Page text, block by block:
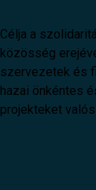
Célja a
közösség
szervezetek és
hazai önkéntes
projekteket